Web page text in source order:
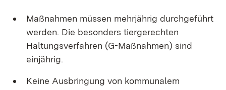
Maßnahmen müssen mehrjährig durchgeführt
werden. Die besonders tiergerechten
Haltungsverfahren (G-Maßnahmen) sind
einjährig.
Keine Ausbringung von kommunalem